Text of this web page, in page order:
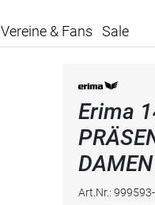
Vereine & Fans Sale
Erima
Art.Nr.: